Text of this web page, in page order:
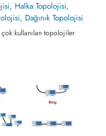
Halka Topolojisi,
Dağınık Topolojisi
kullanılan topolojiler